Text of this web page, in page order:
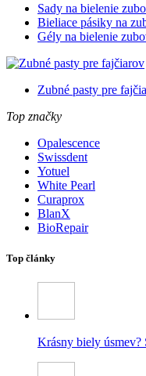
Sady na bielenie
Bieliace pásiky na
Gély na bielenie
Zubné pasty pre
Top značky
Opalescence
Swissdent
Yotuel
White Pearl
Curaprox
BlanX
BioRepair
Top články
Krásny biely úsmev?